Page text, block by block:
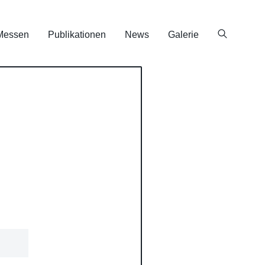
Publikationen News Galerie